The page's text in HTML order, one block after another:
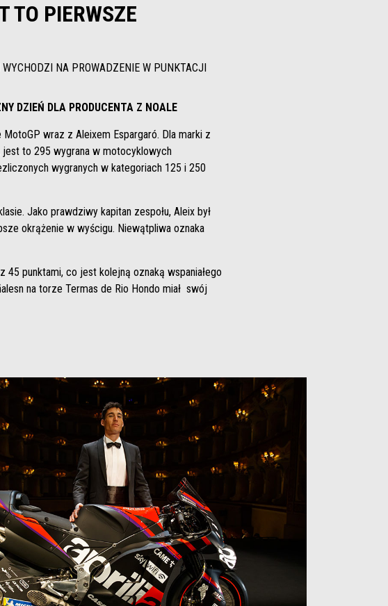
TO PIERWSZE
NA PROWADZENIE W PUNKTACJI
DZIEŃ DLA PRODUCENTA Z NOALE
wraz z Aleixem Espargaró. Dla marki z
to 295 wygrana w motocyklowych
wygranych w kategoriach 125 i 250
Jako prawdziwy kapitan zespołu, Aleix był
okrążenie w wyścigu. Niewątpliwa oznaka
punktami, co jest kolejną oznaką wspaniałego
na torze Termas de Rio Hondo miał swój